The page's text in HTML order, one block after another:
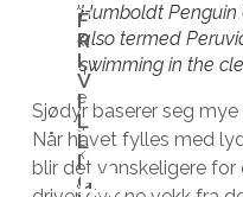
Humboldt Penguin
also termed
swimming in the
Sjødyr baserer seg
Når havet fylles med
blir det vanskeligere for
t
e
n
e
s
k
a
m
u
l
i
g
h
e
F
R
I
V
I
L
L
I
G